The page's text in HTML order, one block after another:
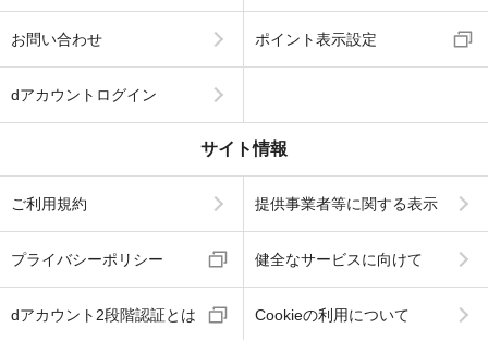
お問い合わせ ポイント表示設定
dアカウントログイン
サイト情報
ご利用規約 提供事業者等に関する表示
プライバシーポリシー 健全なサービスに向けて
dアカウント2段階認証とは Cookieの利用について